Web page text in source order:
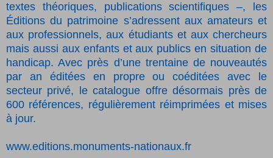
textes théoriques, publications scientifiques –, les
Éditions du patrimoine s’adressent aux amateurs et
aux professionnels, aux étudiants et aux chercheurs
mais aussi aux enfants et aux publics en situation de
handicap. Avec près d’une trentaine de nouveautés
par an éditées en propre ou coéditées avec le
secteur privé, le catalogue offre désormais près de
600 références, régulièrement réimprimées et mises
à jour.
www.editions.monuments-nationaux.fr